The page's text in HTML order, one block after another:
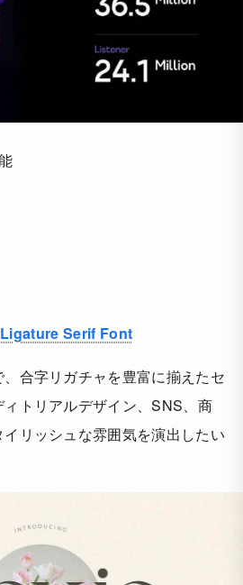
Serif Font
合字リガチャを豊富に揃えたセ
トリアルデザイン、SNS、商
リッシュな雰囲気を演出したい